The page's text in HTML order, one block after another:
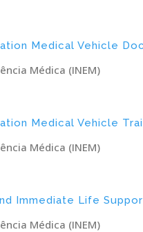
Medical Vehicle
Médica (INEM)
Medical Vehicle
Médica (INEM)
Immediate Life
Médica (INEM)